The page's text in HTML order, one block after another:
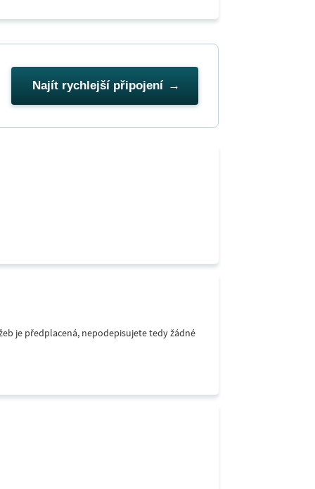
Najít rychlejší připojení
je předplacená, nepodepisujete tedy žádné